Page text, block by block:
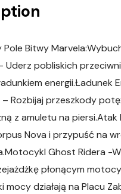
Pole Bitwy
Uderz pobliskich
energii.Ładunek
Rozbijaj przeszkody
z amuletu na piersi.Atak
Nova i przypuść na
Ghost Ridera -
płonącym
mocy działają na Placu